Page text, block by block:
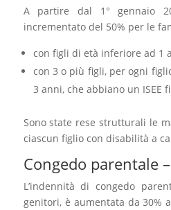
A partire dal 1° gennaio
incrementato del 50% per le
con figli di età inferiore ad 1
con 3 o più figli, per ogni
3 anni, che abbiano un ISEE
Sono state rese strutturali le
ciascun figlio con disabilità a
Congedo parentale
L’indennità di congedo
genitori, è aumentata da 30%